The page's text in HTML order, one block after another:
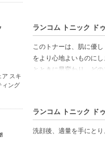
ランコム トニック ド
このトナーは、肌に優
をより心地よいものに
とときに早変わり。ど
ぴったりのアイテムで
オールスキン対応-幅広
アルコールフリー-低刺
ランコム トニック ド
洗顔後、適量を手にと
ア スキ
ィング